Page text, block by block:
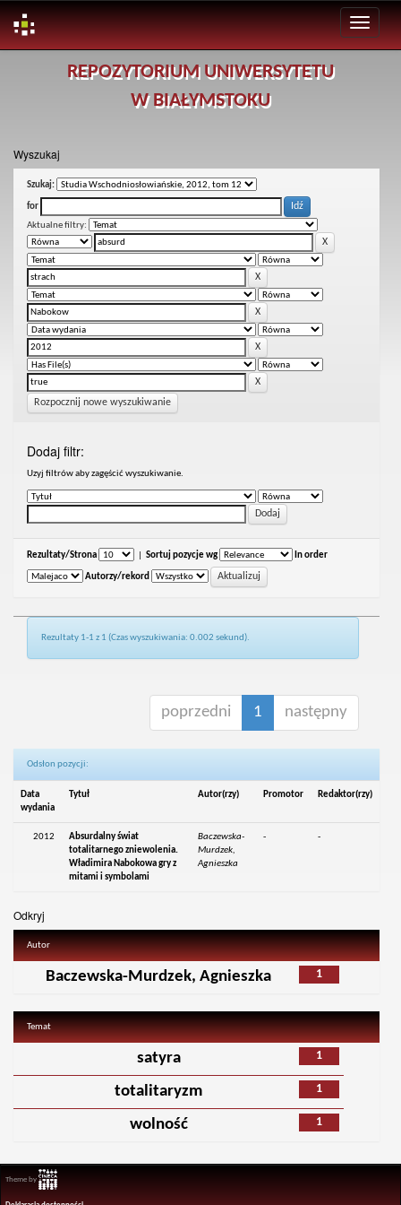
REPOZYTORIUM UNIWERSYTETU
W BIAŁYMSTOKU
Wyszukaj
Szukaj:
for
Aktualne filtry:
Rozpocznij nowe wyszukiwanie
Dodaj filtr:
Uzyj filtrów aby zagęścić wyszukiwanie.
Rezultaty/Strona Sortuj pozycje wg In order
Autorzy/rekord
Rezultaty 1-1 z 1 (Czas wyszukiwania: 0.002 sekund).
poprzedni 1 następny
Odsłon pozycji:
Data
wydania
Tytuł Autor(rzy) Promotor Redaktor(rzy)
2012
Absurdalny świat
totalitarnego zniewolenia.
Władimira Nabokowa gry z
mitami i symbolami
Baczewska-
Murdzek,
Agnieszka
- -
Odkryj
Autor
1
Baczewska-Murdzek, Agnieszka
Temat
1
satyra
1
totalitaryzm
1
wolność
Theme by